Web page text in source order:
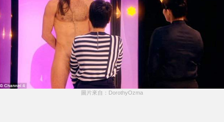
圖片來自：DorothyOzma